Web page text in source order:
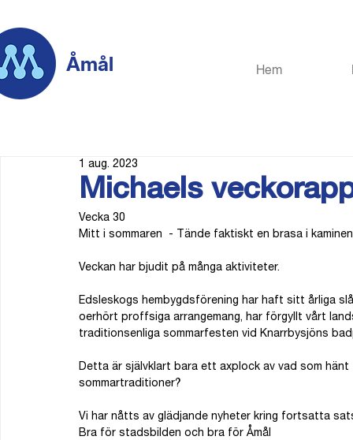
Åmål Hem
Michaels
1 aug. 2023
Vecka 30
Mitt i sommaren  - Tände faktiskt en brasa i
Veckan har bjudit på många aktiviteter.
Edsleskogs hembygdsförening har haft sitt årliga
oerhört proffsiga arrangemang, har förgyllt vårt
traditionsenliga sommarfesten vid Knarrbysjöns
Detta är självklart bara ett axplock av vad som
sommartraditioner?
Vi har nåtts av glädjande nyheter kring fortsatta
Bra för stadsbilden och bra för Åmål